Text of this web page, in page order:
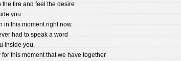
the fire and feel the desire
you
in this moment right now.
had to speak a word
inside you.
for this moment that we have together